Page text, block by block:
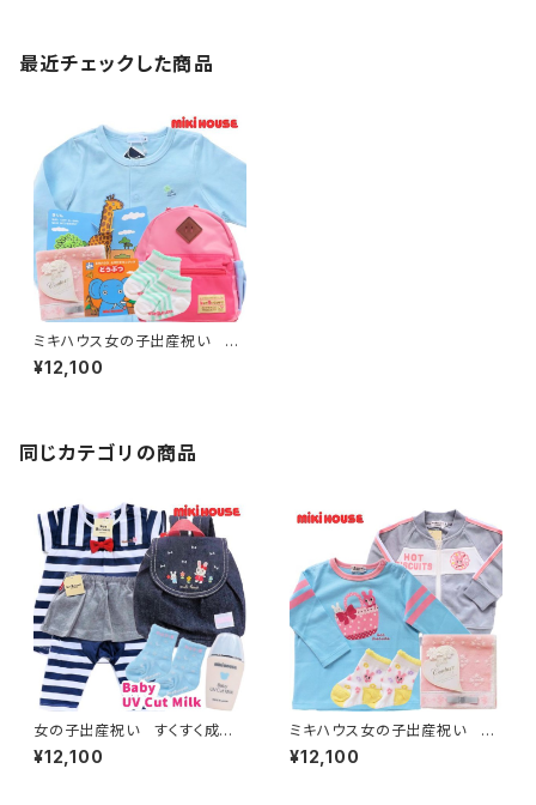
最近チェックした商品
ミキハウス女の子出産祝い 爽
やかブルーカーディガン（12～1
8ヶ月）とリュック5点セット
¥12,100
同じカテゴリの商品
女の子出産祝い すくすく成長
応援ベビーギフト
¥12,100
ミキハウス女の子出産祝い ジ
ャージ素材ベビー服と長袖Tシ
ャツ 1歳ベビー服セット
¥12,100